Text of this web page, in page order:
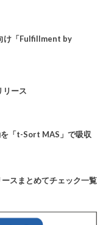
け「Fulfillment by
リース
「t-Sort MAS」で吸収
スまとめてチェック一覧